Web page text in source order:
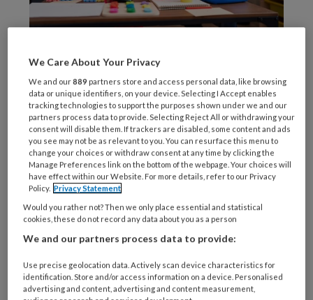
De
REGISTREREN
Wil je dit artikel lezen?
Maak gratis een account aan en lees 2
artikelen gratis per maand
Al een account of abonnement? Log dan in
We Care About Your Privacy
We and our889 partners store and access personal data, like browsing
data or unique identifiers, on your device. Selecting I Accept enables
tracking technologies to support the purposes shown under we and our
partners process data to provide. Selecting Reject All or withdrawing your
consent will disable them. If trackers are disabled, some content and ads
you see may not be as relevant to you. You can resurface this menu to
change your choices or withdraw consent at any time by clicking the
Manage Preferences link on the bottom of the webpage. Your choices will
have effect within our Website. For more details, refer to our Privacy
Policy. Privacy Statement
Would you rather not? Then we only place essential and statistical
cookies, these do not record any data about you as a person
We and our partners process data to provide:
Use precise geolocation data. Actively scan device characteristics for
identification. Store and/or access information on a device. Personalised
advertising and content, advertising and content measurement,